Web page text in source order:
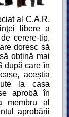
al C.A.R.
libere a
cerere-tip.
doresc să
obțină mai
după care în
aceștia
la casa
aprobă în
membru al
aprobării